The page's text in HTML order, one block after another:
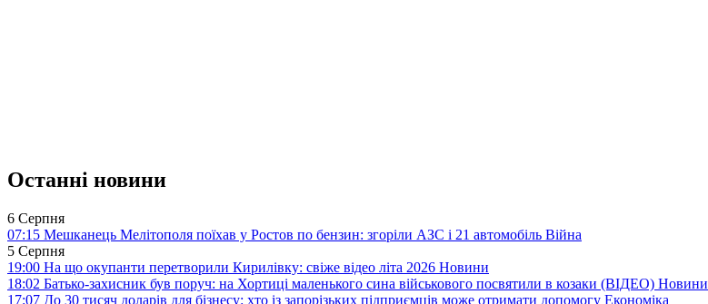
Останні новини
6 Серпня
07:15 Мешканець Мелітополя поїхав у Ростов по бензин: згоріли АЗС і 21 автомобіль Війна
5 Серпня
19:00 На що окупанти перетворили Кирилівку: свіже відео літа 2026 Новини
18:02 Батько-захисник був поруч: на Хортиці маленького сина військового посвятили в козаки (ВІДЕО) Новини
17:07 До 30 тисяч доларів для бізнесу: хто із запорізьких підприємців може отримати допомогу Економіка